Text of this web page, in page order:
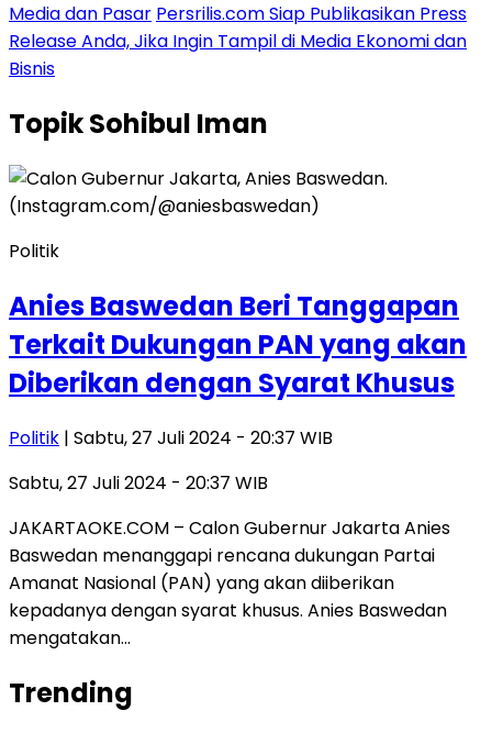
Media dan Pasar Persrilis.com Siap Publikasikan Press
Release Anda, Jika Ingin Tampil di Media Ekonomi dan
Bisnis
TopikSohibul Iman
Politik
Anies Baswedan Beri Tanggapan
Terkait Dukungan PAN yang akan
Diberikan dengan Syarat Khusus
Politik | Sabtu, 27 Juli 2024 - 20:37 WIB
Sabtu, 27 Juli 2024 - 20:37 WIB
JAKARTAOKE.COM – Calon Gubernur Jakarta Anies
Baswedan menanggapi rencana dukungan Partai
Amanat Nasional (PAN) yang akan diiberikan
kepadanya dengan syarat khusus. Anies Baswedan
mengatakan…
Trending